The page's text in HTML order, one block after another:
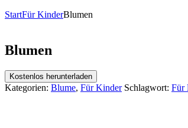
StartFür KinderBlumen
Blumen
Kostenlos herunterladen
Kategorien: Blume, Für Kinder Schlagwort: Für